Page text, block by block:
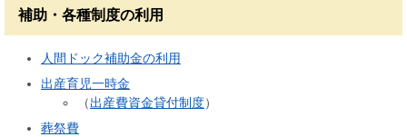
補助・各種制度の利用
人間ドック補助金の利用
出産育児一時金
（出産費資金貸付制度）
葬祭費